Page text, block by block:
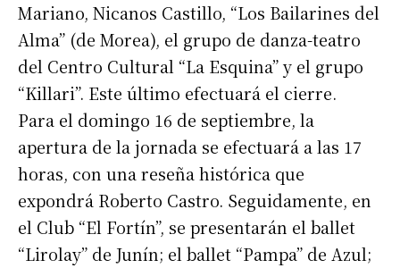
Mariano, Nicanos Castillo, “Los Bailarines del
Alma” (de Morea), el grupo de danza-teatro
del Centro Cultural “La Esquina” y el grupo
“Killari”. Este último efectuará el cierre.
Para el domingo 16 de septiembre, la
apertura de la jornada se efectuará a las 17
horas, con una reseña histórica que
expondrá Roberto Castro. Seguidamente, en
el Club “El Fortín”, se presentarán el ballet
“Lirolay” de Junín; el ballet “Pampa” de Azul;